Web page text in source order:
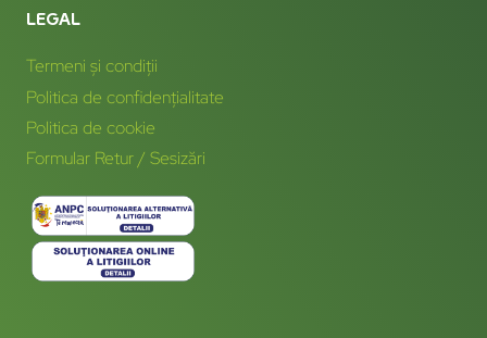
LEGAL
Termeni și condiții
Politica de confidențialitate
Politica de cookie
Formular Retur / Sesizări